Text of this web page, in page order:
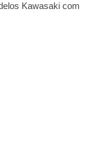
Kawasaki com